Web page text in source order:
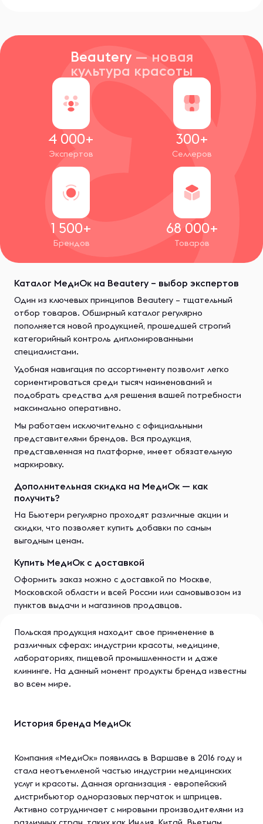
Beautery — новая
культура красоты
4 000+
Экспертов
300+
Селлеров
1 500+
Брендов
68 000+
Товаров
Каталог МедиОк на Beautery – выбор экспертов
Один из ключевых принципов Beautery – тщательный
отбор товаров. Обширный каталог регулярно
пополняется новой продукцией, прошедшей строгий
категорийный контроль дипломированными
специалистами.
Удобная навигация по ассортименту позволит легко
сориентироваться среди тысяч наименований и
подобрать средства для решения вашей потребности
максимально оперативно.
Мы работаем исключительно с официальными
представителями брендов. Вся продукция,
представленная на платформе, имеет обязательную
маркировку.
Дополнительная скидка на МедиОк — как
получить?
На Бьютери регулярно проходят различные акции и
скидки, что позволяет купить добавки по самым
выгодным ценам.
Купить МедиОк с доставкой
Оформить заказ можно с доставкой по Москве,
Московской области и всей России или самовывозом из
пунктов выдачи и магазинов продавцов.
Польская продукция находит свое применение в
различных сферах: индустрии красоты, медицине,
лабораториях, пищевой промышленности и даже
клининге. На данный момент продукты бренда известны
во всем мире.
История бренда МедиОк
Компания «МедиОк» появилась в Варшаве в 2016 году и
стала неотъемлемой частью индустрии медицинских
услуг и красоты. Данная организация - европейский
дистрибьютор одноразовых перчаток и шприцев.
Активно сотрудничает с мировыми производителями из